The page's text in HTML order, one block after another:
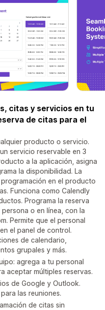
citas y servicios en tu
de citas para el
producto o servicio.
servicio reservable en 3
a la aplicación, asigna
la disponibilidad. La
en el producto
Funciona como Calendly
Programa la reserva
o en línea, con la
Permite que el personal
el panel de control.
de calendario,
grupales y más.
agrega a tu personal
aceptar múltiples reservas.
de Google y Outlook.
las reuniones.
de citas sin